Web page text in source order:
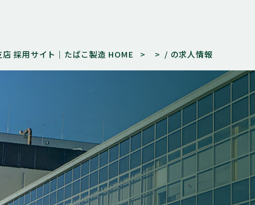
採用サイト｜たばこ製造 HOME / の求人情報